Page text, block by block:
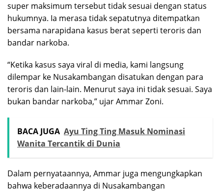
super maksimum tersebut tidak sesuai dengan status
hukumnya. Ia merasa tidak sepatutnya ditempatkan
bersama narapidana kasus berat seperti teroris dan
bandar narkoba.
“Ketika kasus saya viral di media, kami langsung
dilempar ke Nusakambangan disatukan dengan para
teroris dan lain-lain. Menurut saya ini tidak sesuai. Saya
bukan bandar narkoba,” ujar Ammar Zoni.
BACA JUGA Ayu Ting Ting Masuk Nominasi
Wanita Tercantik di Dunia
Dalam pernyataannya, Ammar juga mengungkapkan
bahwa keberadaannya di Nusakambangan